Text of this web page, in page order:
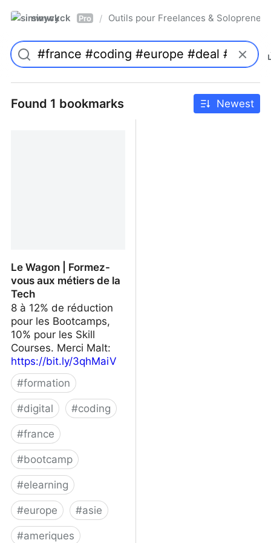
simwyck Pro / Outils pour Freelances &
Found 1 bookmarks Newest
Le Wagon | Formez-
vous aux métiers de la
Tech
8 à 12% de réduction
pour les Bootcamps,
10% pour les Skill
Courses. Merci Malt:
https://bit.ly/3qhMaiV
#formation
#digital #coding
#france
#bootcamp
#elearning
#europe #asie
#ameriques